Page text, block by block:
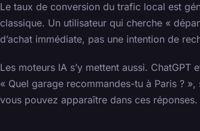
Le taux de conversion du trafic local est
classique. Un utilisateur qui cherche «
d’achat immédiate, pas une intention de
Les moteurs IA s’y mettent aussi.
« Quel garage recommandes-tu à Paris ?
vous pouvez apparaître dans ces